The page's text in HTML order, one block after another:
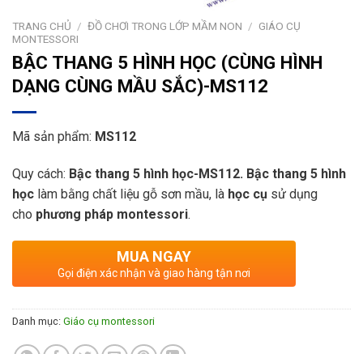
TRANG CHỦ / ĐỒ CHƠI TRONG LỚP MẦM NON / GIÁO CỤ
MONTESSORI
BẬC THANG 5 HÌNH HỌC (CÙNG HÌNH
DẠNG CÙNG MẦU SẮC)-MS112
Mã sản phẩm: MS112
Quy cách: Bậc thang 5 hình học-MS112. Bậc thang 5 hình
học làm bằng chất liệu gỗ sơn mầu, là học cụ sử dụng
cho phương pháp montessori.
MUA NGAY
Gọi điện xác nhận và giao hàng tận nơi
Danh mục: Giáo cụ montessori